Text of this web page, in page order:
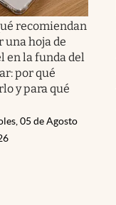
recomiendan
una hoja de
en la funda del
por qué
y para qué
05 de Agosto